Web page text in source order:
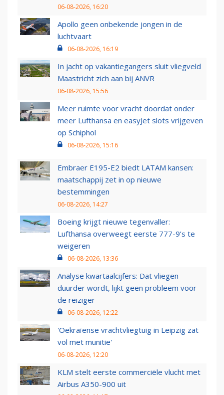
06-08-2026, 16:20
Apollo geen onbekende jongen in de
luchtvaart
06-08-2026, 16:19
In jacht op vakantiegangers sluit vliegveld
Maastricht zich aan bij ANVR
06-08-2026, 15:56
Meer ruimte voor vracht doordat onder
meer Lufthansa en easyJet slots vrijgeven
op Schiphol
06-08-2026, 15:16
Embraer E195-E2 biedt LATAM kansen:
maatschappij zet in op nieuwe
bestemmingen
06-08-2026, 14:27
Boeing krijgt nieuwe tegenvaller:
Lufthansa overweegt eerste 777-9’s te
weigeren
06-08-2026, 13:36
Analyse kwartaalcijfers: Dat vliegen
duurder wordt, lijkt geen probleem voor
de reiziger
06-08-2026, 12:22
'Oekraïense vrachtvliegtuig in Leipzig zat
vol met munitie'
06-08-2026, 12:20
KLM stelt eerste commerciële vlucht met
Airbus A350-900 uit